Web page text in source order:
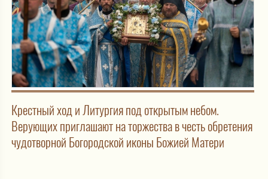
Крестный ход и Литургия под открытым небом.
Верующих приглашают на торжества в честь обретения
чудотворной Богородской иконы Божией Матери